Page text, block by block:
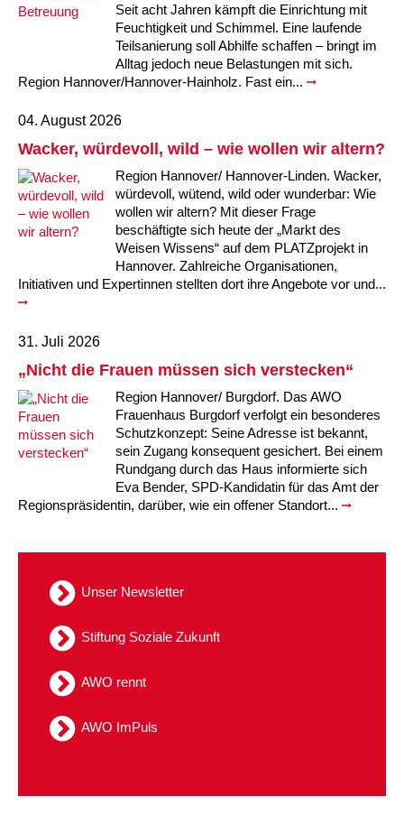
Seit acht Jahren kämpft die Einrichtung mit
Feuchtigkeit und Schimmel. Eine laufende
Teilsanierung soll Abhilfe schaffen – bringt im
Alltag jedoch neue Belastungen mit sich.
Region Hannover/Hannover-Hainholz. Fast ein...
04. August 2026
Wacker, würdevoll, wild – wie wollen wir altern?
Region Hannover/ Hannover-Linden. Wacker,
würdevoll, wütend, wild oder wunderbar: Wie
wollen wir altern? Mit dieser Frage
beschäftigte sich heute der „Markt des
Weisen Wissens“ auf dem PLATZprojekt in
Hannover. Zahlreiche Organisationen,
Initiativen und Expertinnen stellten dort ihre Angebote vor und...
31. Juli 2026
„Nicht die Frauen müssen sich verstecken“
Region Hannover/ Burgdorf. Das AWO
Frauenhaus Burgdorf verfolgt ein besonderes
Schutzkonzept: Seine Adresse ist bekannt,
sein Zugang konsequent gesichert. Bei einem
Rundgang durch das Haus informierte sich
Eva Bender, SPD-Kandidatin für das Amt der
Regionspräsidentin, darüber, wie ein offener Standort...
Unser Newsletter
Stiftung Soziale Zukunft
AWO rennt
AWO ImPuls